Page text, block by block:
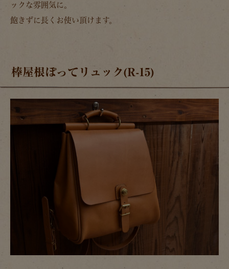
ックな雰囲気に。
飽きずに長くお使い頂けます。
棒屋根ぽってリュック(R-15)